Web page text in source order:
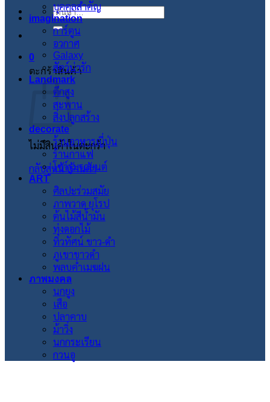
ค้นหา:
0
ตะกร้าสินค้า
ไม่มีสินค้าในตะกร้า
กลับสู่หน้าร้านค้า
บุคคลสำคัญ
imagination
การ์ตูน
อวกาศ
Galaxy
สัตว์น่ารัก
Landmark
ตึกสูง
สะพาน
สิ่งปลูกสร้าง
decorate
ร้านอาหารญี่ปุ่น
ร้านกาแฟ
โชว์รูมรถยนต์
ART
ศิลปะร่วมสมัย
ภาพวาด ยุโรป
ต้นไม้สีน้ำมัน
ทุ่งดอกไม้
ทิวทัศน์ ขาว-ดำ
ภูเขาขาวดำ
พลบค่ำเมฆฝน
ภาพมงคล
นกยูง
เสือ
ปลาคาบ
ม้าวิ่ง
นกกระเรียน
กวนอู